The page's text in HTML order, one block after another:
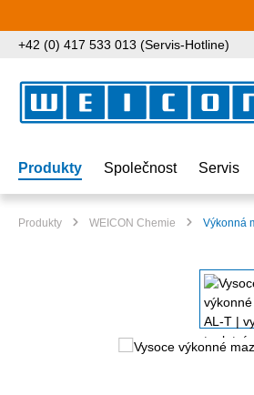
+42 (0) 417 533 013 (Servis-Hotline)
Produkty Společnost Servis
Produkty WEICON Chemie Výkonná